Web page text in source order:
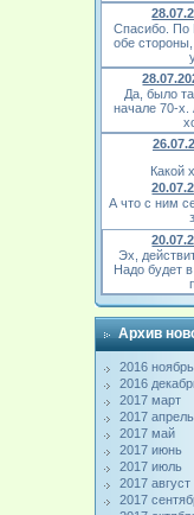
Спасибо. По
обе
Да, было
начале 70-
Какой
А что с ним
Эх,
Надо будет
Архив
2016 ноябрь
2016
2017 март
2017 апрель
2017 май
2017 июнь
2017 июль
2017 август
2017